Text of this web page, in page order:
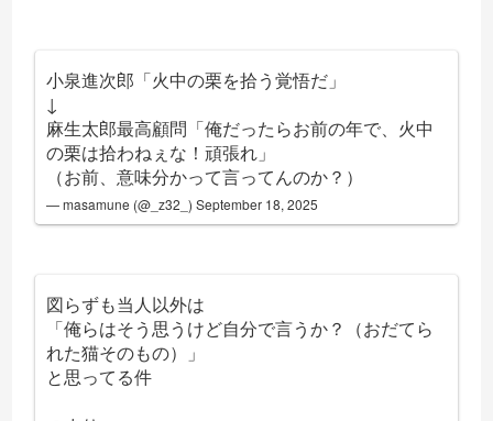
小泉進次郎「火中の栗を拾う覚悟だ」
↓
麻生太郎最高顧問「俺だったらお前の年で、火中
の栗は拾わねぇな！頑張れ」
（お前、意味分かって言ってんのか？）
— masamune (@_z32_)September 18, 2025
図らずも当人以外は
「俺らはそう思うけど自分で言うか？（おだてら
れた猫そのもの）」
と思ってる件